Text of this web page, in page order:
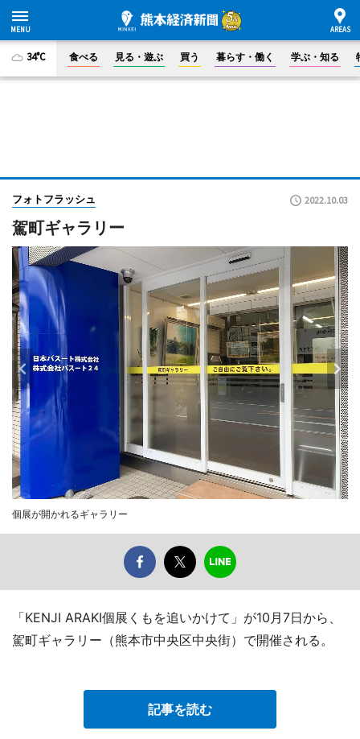
34°C 食べる 見る・遊ぶ 買う 暮らす・働く 学ぶ・知る
フォトフラッシュ 2022.10.03
駕町ギャラリー
個展が開かれるギャラリー
「KENJI ARAKI個展くもを追いかけて」が10月7日から、
駕町ギャラリー（熊本市中央区中央街）で開催される。
記事を読む